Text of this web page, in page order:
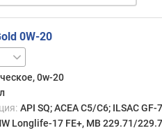
0W-20
0w-20
API SQ; ACEA C5/C6; ILSAC GF-
Longlife-17 FE+, MB 229.71/